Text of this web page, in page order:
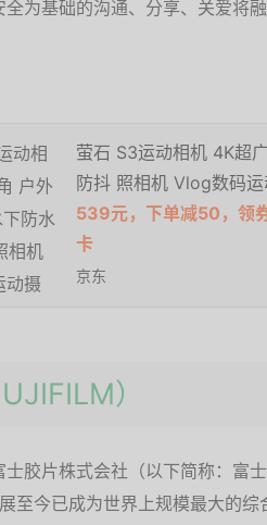
全为基础的沟通、分享、关爱将
萤石 S3运动相机 4K超
防抖 照相机 Vlog数码
539元，下单减50，领
卡
京东
）
士胶片株式会社（以下简称：富
至今已成为世界上规模最大的